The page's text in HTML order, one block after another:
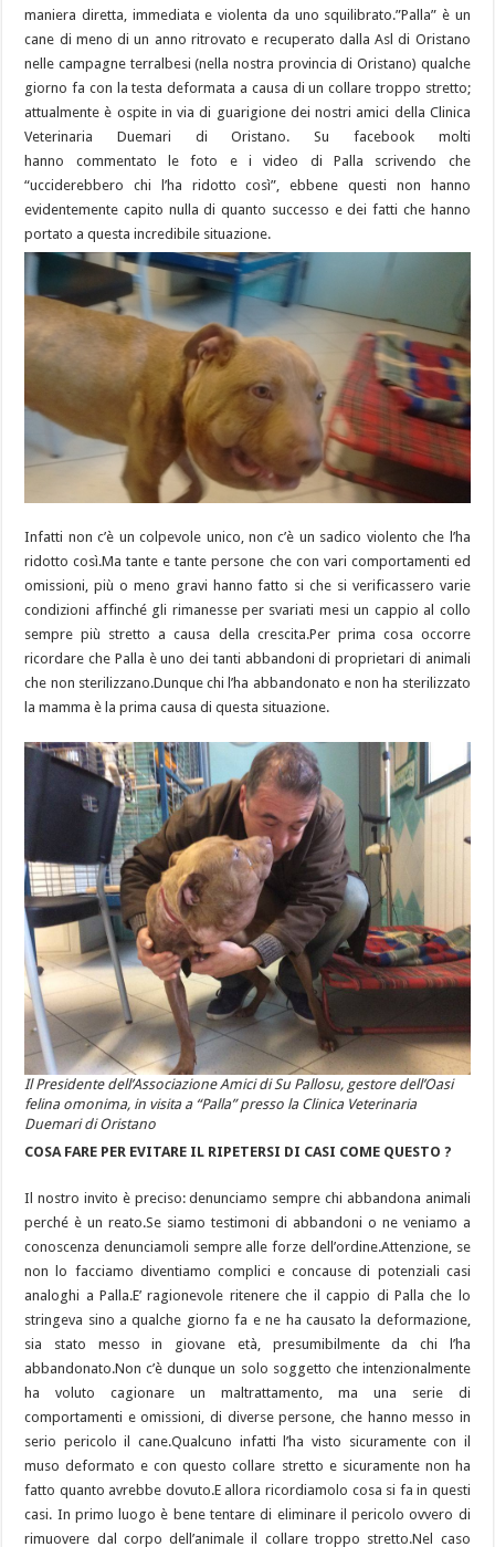
maniera diretta, immediata e violenta da uno squilibrato.”Palla” è un
cane di meno di un anno ritrovato e recuperato dalla Asl di Oristano
nelle campagne terralbesi (nella nostra provincia di Oristano) qualche
giorno fa con la testa deformata a causa di un collare troppo stretto;
attualmente è ospite in via di guarigione dei nostri amici della Clinica
Veterinaria Duemari di Oristano. Su facebook molti
hanno commentato le foto e i video di Palla scrivendo che
“ucciderebbero chi l’ha ridotto così”, ebbene questi non hanno
evidentemente capito nulla di quanto successo e dei fatti che hanno
portato a questa incredibile situazione.
Infatti non c’è un colpevole unico, non c’è un sadico violento che l’ha
ridotto così.Ma tante e tante persone che con vari comportamenti ed
omissioni, più o meno gravi hanno fatto si che si verificassero varie
condizioni affinché gli rimanesse per svariati mesi un cappio al collo
sempre più stretto a causa della crescita.Per prima cosa occorre
ricordare che Palla è uno dei tanti abbandoni di proprietari di animali
che non sterilizzano.Dunque chi l’ha abbandonato e non ha sterilizzato
la mamma è la prima causa di questa situazione.
Il Presidente dell’Associazione Amici di Su Pallosu, gestore dell’Oasi
felina omonima, in visita a “Palla” presso la Clinica Veterinaria
Duemari di Oristano
COSA FARE PER EVITARE IL RIPETERSI DI CASI COME QUESTO ?
Il nostro invito è preciso: denunciamo sempre chi abbandona animali
perché è un reato.Se siamo testimoni di abbandoni o ne veniamo a
conoscenza denunciamoli sempre alle forze dell’ordine.Attenzione, se
non lo facciamo diventiamo complici e concause di potenziali casi
analoghi a Palla.E’ ragionevole ritenere che il cappio di Palla che lo
stringeva sino a qualche giorno fa e ne ha causato la deformazione,
sia stato messo in giovane età, presumibilmente da chi l’ha
abbandonato.Non c’è dunque un solo soggetto che intenzionalmente
ha voluto cagionare un maltrattamento, ma una serie di
comportamenti e omissioni, di diverse persone, che hanno messo in
serio pericolo il cane.Qualcuno infatti l’ha visto sicuramente con il
muso deformato e con questo collare stretto e sicuramente non ha
fatto quanto avrebbe dovuto.E allora ricordiamolo cosa si fa in questi
casi. In primo luogo è bene tentare di eliminare il pericolo ovvero di
rimuovere dal corpo dell’animale il collare troppo stretto.Nel caso